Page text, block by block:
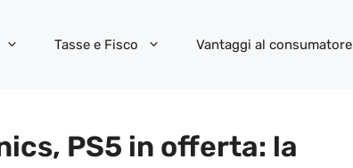
Tasse e Fisco Vantaggi al consumatore
PS5 in offerta: la